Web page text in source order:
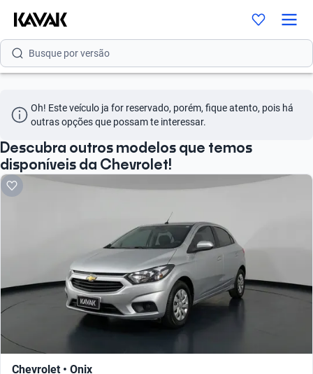
Busque por modelo
Busque por versão
Busque por marca
Busque por modelo
Busque por versão
Oh! Este veículo ja for reservado, porém, fique atento, pois há
outras opções que possam te interessar.
Descubra outros modelos que temos
disponíveis da Chevrolet!
Chevrolet • Onix